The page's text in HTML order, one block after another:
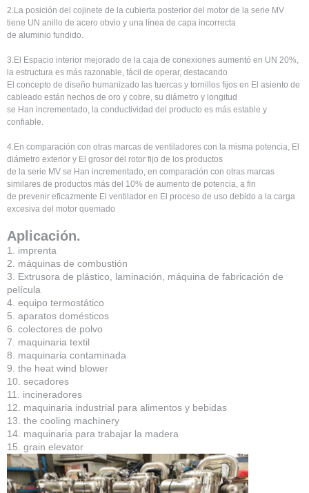
2.La posición del cojinete de la cubierta posterior del motor de la serie MV
tiene UN anillo de acero obvio y una línea de capa incorrecta
de aluminio fundido.
3.El Espacio interior mejorado de la caja de conexiones aumentó en UN 20%,
la estructura es más razonable, fácil de operar, destacando
El concepto de diseño humanizado las tuercas y tornillos fijos en El asiento de
cableado están hechos de oro y cobre, su diámetro y longitud
se Han incrementado, la conductividad del producto es más estable y
confiable.
4.En comparación con otras marcas de ventiladores con la misma potencia, El
diámetro exterior y El grosor del rotor fijo de los productos
de la serie MV se Han incrementado, en comparación con otras marcas
similares de productos más del 10% de aumento de potencia, a fin
de prevenir eficazmente El ventilador en El proceso de uso debido a la carga
excesiva del motor quemado
Aplicación.
1. imprenta
2. máquinas de combustión
3. Extrusora de plástico, laminación, máquina de fabricación de
película
4. equipo termostático
5. aparatos domésticos
6. colectores de polvo
7. maquinaria textil
8. maquinaria contaminada
9. the heat wind blower
10. secadores
11. incineradores
12. maquinaria industrial para alimentos y bebidas
13. the cooling machinery
14. maquinaria para trabajar la madera
15. grain elevator